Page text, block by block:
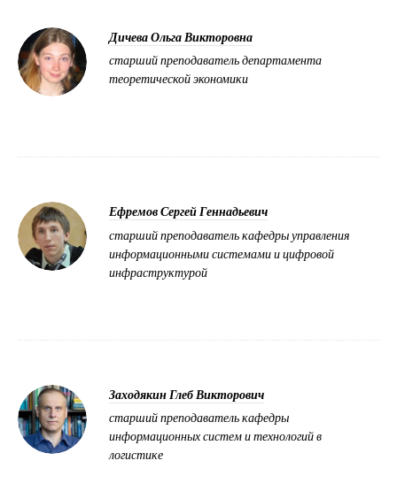
Дичева Ольга Викторовна
старший преподаватель департамента
теоретической экономики
Ефремов Сергей Геннадьевич
старший преподаватель кафедры управления
информационными системами и цифровой
инфраструктурой
Заходякин Глеб Викторович
старший преподаватель кафедры
информационных систем и технологий в
логистике